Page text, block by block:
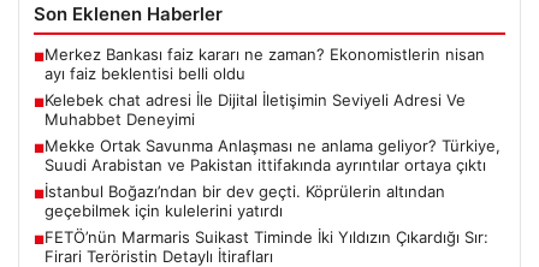
Son Eklenen Haberler
■Merkez Bankası faiz kararı ne zaman? Ekonomistlerin nisan
ayı faiz beklentisi belli oldu
■Kelebek chat adresi İle Dijital İletişimin Seviyeli Adresi Ve
Muhabbet Deneyimi
■Mekke Ortak Savunma Anlaşması ne anlama geliyor? Türkiye,
Suudi Arabistan ve Pakistan ittifakında ayrıntılar ortaya çıktı
■İstanbul Boğazı’ndan bir dev geçti. Köprülerin altından
geçebilmek için kulelerini yatırdı
■FETÖ’nün Marmaris Suikast Timinde İki Yıldızın Çıkardığı Sır:
Firari Teröristin Detaylı İtirafları